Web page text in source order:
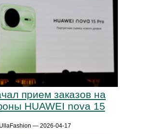
прием заказов на
HUAWEI nova 15
UllaFashion — 2026-04-17